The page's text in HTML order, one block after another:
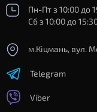
Пн-Пт з 10:00 до
Сб з 10:00 до
м.Кіцмань, вул.
Telegram
Viber